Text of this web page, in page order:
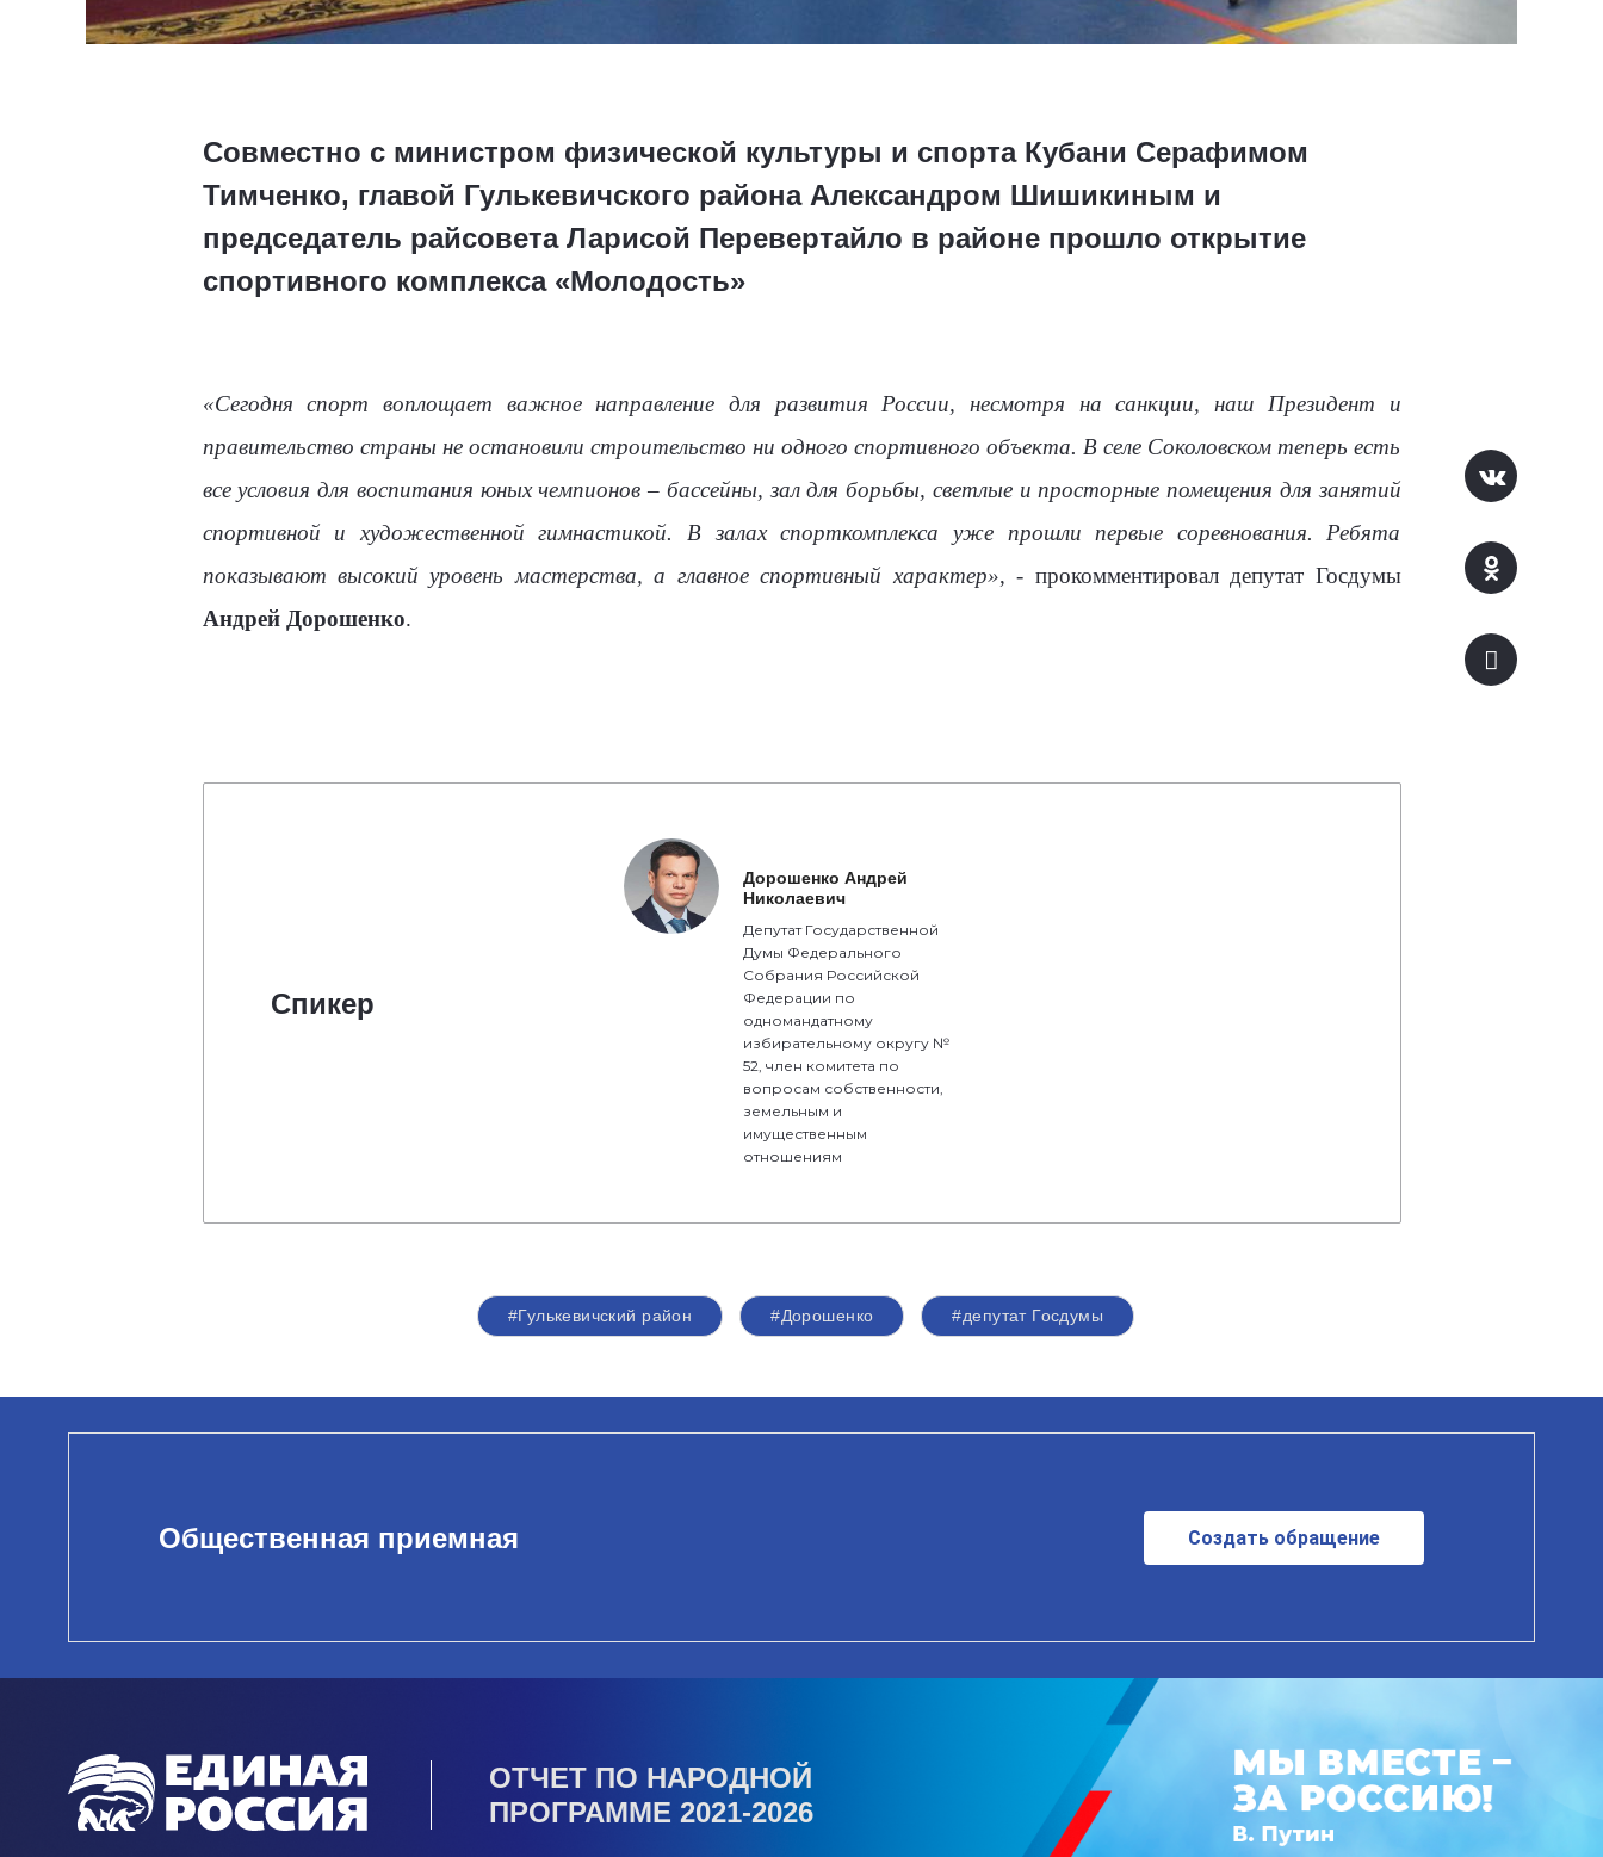
Совместно с министром физической культуры и спорта Кубани Серафимом
Тимченко, главой Гулькевичского района Александром Шишикиным и
председатель райсовета Ларисой Перевертайло в районе прошло открытие
спортивного комплекса «Молодость»
«Сегодня спорт воплощает важное направление для развития России, несмотря на санкции, наш Президент и
правительство страны не остановили строительство ни одного спортивного объекта. В селе Соколовском теперь есть
все условия для воспитания юных чемпионов – бассейны, зал для борьбы, светлые и просторные помещения для занятий
спортивной и художественной гимнастикой. В залах спорткомплекса уже прошли первые соревнования. Ребята
показывают высокий уровень мастерства, а главное спортивный характер», - прокомментировал депутат Госдумы
Андрей Дорошенко.
Спикер
Дорошенко Андрей
Николаевич
Депутат Государственной
Думы Федерального
Собрания Российской
Федерации по
одномандатному
избирательному округу №
52, член комитета по
вопросам собственности,
земельным и
имущественным
отношениям
#Гулькевичский район #Дорошенко #депутат Госдумы
Общественная приемная Создать обращение
ОТЧЕТ ПО НАРОДНОЙ
ПРОГРАММЕ 2021-2026